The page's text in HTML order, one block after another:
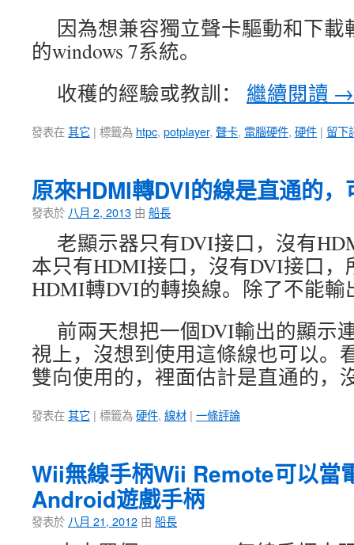
因為想兼容獨立聲卡驅動和下載
的windows 7系統。
收穫的經驗或教訓： 繼續閱讀 →
發表在其它 | 標籤為 htpc, potplayer, 聲卡, 電腦硬件, 硬件 | 留下
原來HDMI轉DVI的線是直通的
發表於 八月 2, 2013 由 船長
老顯示器只有DVI接口，沒有
本只有HDMI接口，沒有DVI接口，
HDMI轉DVI的轉換線。除了不能
前兩天想把一個DVI輸出的顯示
視上，沒想到使用這條線也可以。
雙向使用的，裡面估計是直通的，
發表在其它 | 標籤為硬件, 線材 | 一條評論
Wii無線手柄Wii Remote可以當
Android遊戲手柄
發表於 八月 21, 2012 由 船長